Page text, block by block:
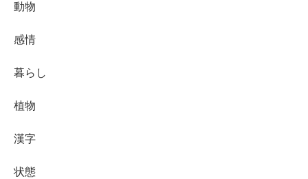
動物
感情
暮らし
植物
漢字
状態